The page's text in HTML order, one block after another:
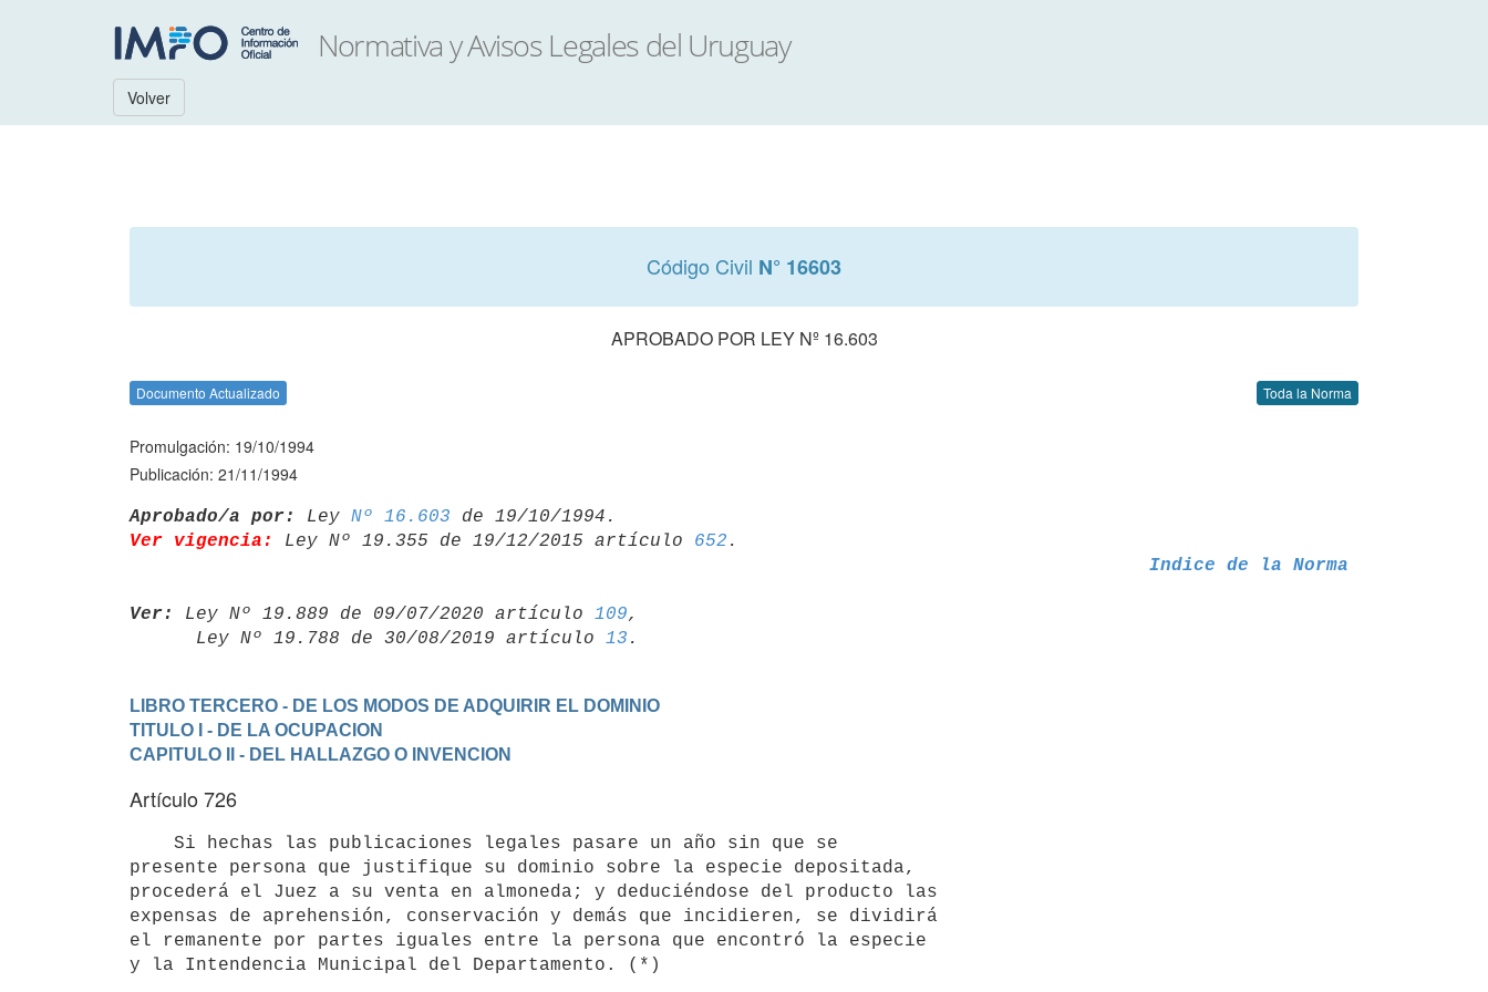
Volver
Código Civil N° 16603
APROBADO POR LEY Nº 16.603
Documento Actualizado Toda la Norma
Promulgación: 19/10/1994
Publicación: 21/11/1994
Aprobado/a por: Ley Nº 16.603
Ver vigencia:
Ley Nº 19.355 de 19/12/2015 artículo 652
Indice de la Norma
Ver: Ley Nº 19.889 de 09/07/2020 artículo 109,
      Ley Nº 19.788 de 30/08/2019 artículo
13
LIBRO TERCERO - DE LOS MODOS DE ADQUIRIR EL DOMINIO
TITULO I - DE LA OCUPACION
CAPITULO II - DEL HALLAZGO O INVENCION
Artículo 726
presente persona que justifique su dominio sobre la especie depositada,
procederá el Juez a su venta en almoneda; y deduciéndose del producto las
expensas de aprehensión, conservación y demás que incidieren, se dividirá
el remanente por partes iguales entre la persona que encontró la especie